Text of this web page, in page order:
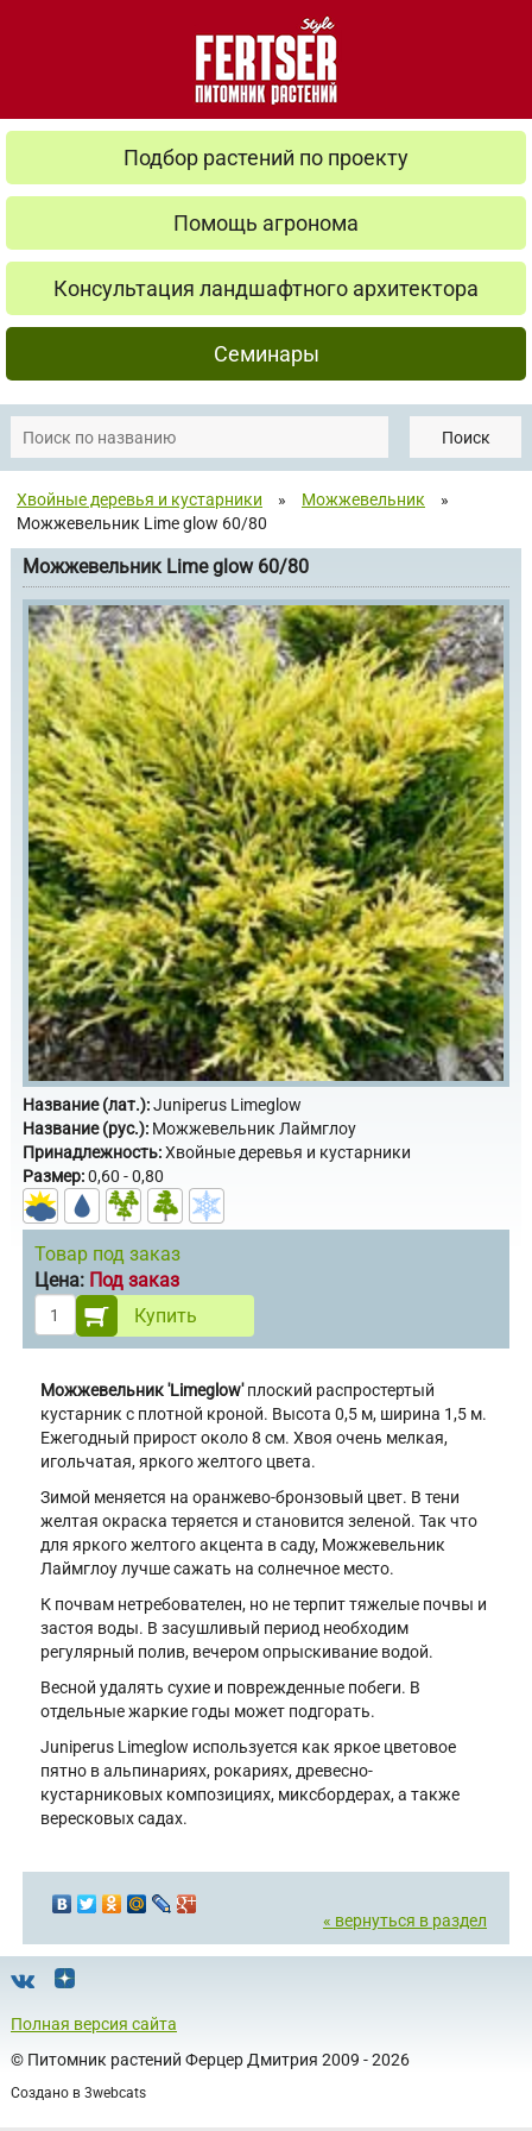
Подбор растений по проекту
Помощь агронома
Консультация ландшафтного архитектора
Семинары
Поиск
Хвойные деревья и кустарники » Можжевельник
»
Можжевельник Lime glow 60/80
Можжевельник Lime glow 60/80
Название (лат.):Juniperus Limeglow
Название (рус.): Можжевельник Лаймглоу
Принадлежность:Хвойные деревья и кустарники
Размер:0,60 - 0,80
Товар под заказ
Цена: Под заказ
Купить
Можжевельник 'Limeglow'плоский распростертый
кустарник с плотной кроной. Высота 0,5 м, ширина 1,5 м.
Ежегодный прирост около 8 см. Хвоя очень мелкая,
игольчатая, яркого желтого цвета.
Зимой меняется на оранжево-бронзовый цвет. В тени
желтая окраска теряется и становится зеленой. Так что
для яркого желтого акцента в саду, Можжевельник
Лаймглоу лучше сажать на солнечное место.
К почвам нетребователен, но не терпит тяжелые почвы и
застоя воды. В засушливый период необходим
регулярный полив, вечером опрыскивание водой.
Весной удалять сухие и поврежденные побеги. В
отдельные жаркие годы может подгорать.
Juniperus Limeglow используется как яркое цветовое
пятно в альпинариях, рокариях, древесно-
кустарниковых композициях, миксбордерах, а также
вересковых садах.
« вернуться в раздел
Полная версия сайта
© Питомник растений Ферцер Дмитрия 2009 - 2026
Создано в 3webcats